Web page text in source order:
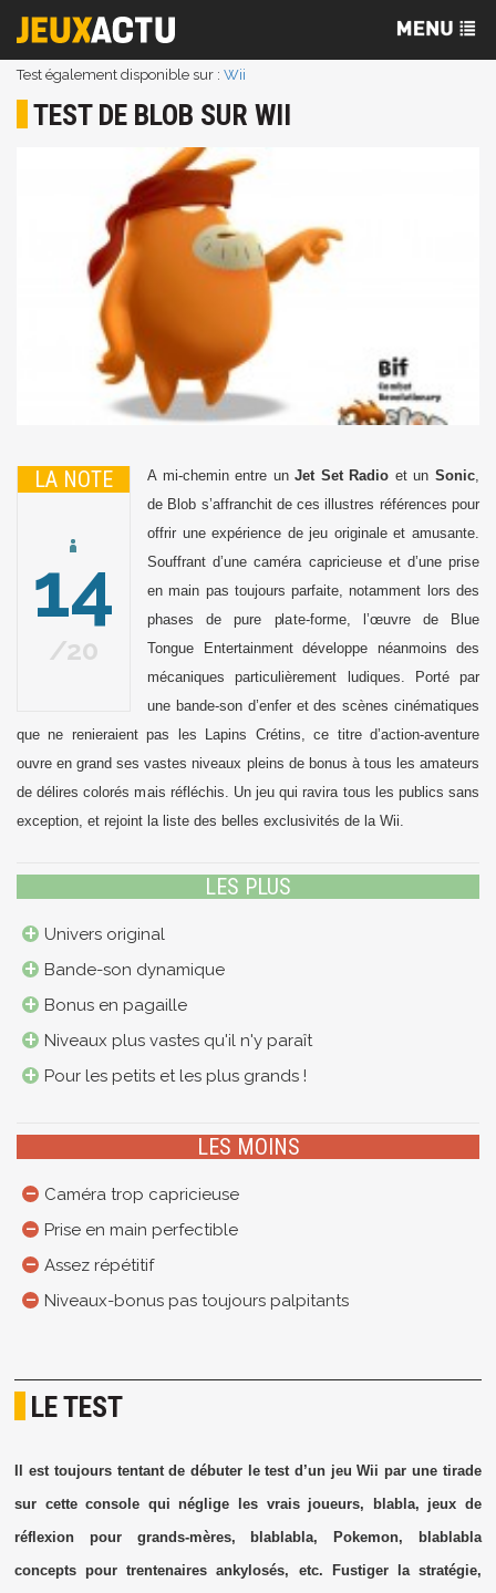
Test également disponible sur : Wii
TEST DE BLOB SUR WII
LA NOTE
14
20
A mi-chemin entre unJet Set Radio et unSonic,
de Blob s’affranchit de ces illustres références pour
offrir une expérience de jeu originale et amusante.
Souffrant d’une caméra capricieuse et d’une prise
en main pas toujours parfaite, notamment lors des
phases de pure plate-forme, l’œuvre de Blue
Tongue Entertainment développe néanmoins des
mécaniques particulièrement ludiques. Porté par
une bande-son d’enfer et des scènes cinématiques
que ne renieraient pas les Lapins Crétins, ce titre d’action-aventure
ouvre en grand ses vastes niveaux pleins de bonus à tous les amateurs
de délires colorés mais réfléchis. Un jeu qui ravira tous les publics sans
exception, et rejoint la liste des belles exclusivités de la Wii.
LES PLUS
Univers original
Bande-son dynamique
Bonus en pagaille
Niveaux plus vastes qu'il n'y paraît
Pour les petits et les plus grands !
LES MOINS
Caméra trop capricieuse
Prise en main perfectible
Assez répétitif
Niveaux-bonus pas toujours palpitants
LE TEST
Il est toujours tentant de débuter le test d’un jeu Wii par une tirade
sur cette console qui néglige les vrais joueurs, blabla, jeux de
réflexion pour grands-mères, blablabla, Pokemon, blablabla
concepts pour trentenaires ankylosés, etc. Fustiger la stratégie,